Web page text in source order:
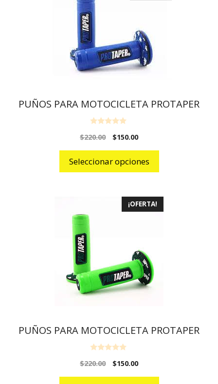
PUÑOS PARA MOTOCICLETA PROTAPER
o
t
o
f
5
$220.00 $150.00
Seleccionar opciones
¡OFERTA!
PUÑOS PARA MOTOCICLETA PROTAPER
o
t
$220.00 $150.00